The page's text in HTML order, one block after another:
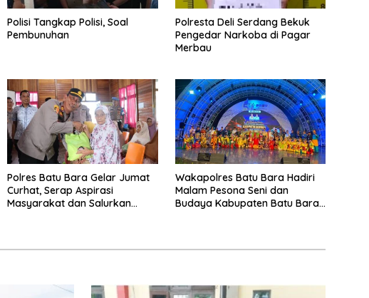
Polisi Tangkap Polisi, Soal
Pembunuhan
Polresta Deli Serdang Bekuk
Pengedar Narkoba di Pagar
Merbau
Polres Batu Bara Gelar Jumat
Curhat, Serap Aspirasi
Masyarakat dan Salurkan
Wakapolres Batu Bara Hadiri
Malam Pesona Seni dan
Budaya Kabupaten Batu Bara